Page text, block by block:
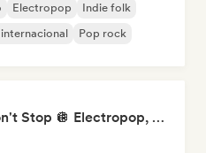
Electropop
Indie folk
Pop rock
Can't Stop Won't Stop 🪩 Electropop, Dance-Pop & Nu Disco